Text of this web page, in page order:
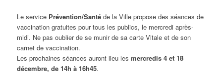
Le servicePrévention/Santéde la Ville propose des séances de
vaccination gratuites pour tous les publics, le mercredi après-
midi. Ne pas oublier de se munir de sa carte Vitale et de son
carnet de vaccination.
Les prochaines séances auront lieu les mercredis 4 et 18
décembre, de 14h à 16h45.